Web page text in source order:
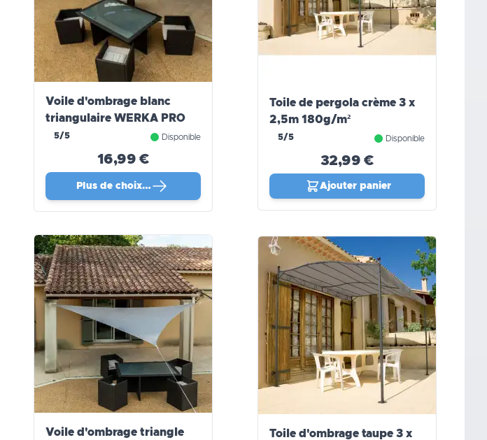
Voile d'ombrage blanc
triangulaire WERKA PRO
5/5 Disponible
16,99 €
Plus de choix…
Toile de pergola crème 3 x
2,5m 180g/m²
5/5 Disponible
32,99 €
Ajouter panier
Voile d'ombrage triangle
Toile d'ombrage taupe 3 x